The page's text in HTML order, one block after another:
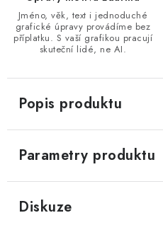
Jméno, věk, text i jednoduché
grafické úpravy provádíme bez
příplatku. S vaší grafikou pracují
skuteční lidé, ne AI.
Popis produktu
Parametry produktu
Diskuze